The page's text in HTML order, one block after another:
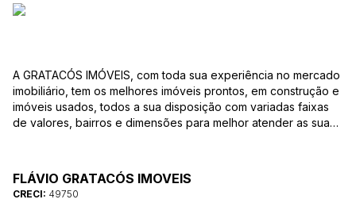
A GRATACÓS IMÓVEIS, com toda sua experiência no mercado
imobiliário, tem os melhores imóveis prontos, em construção e
imóveis usados, todos a sua disposição com variadas faixas
de valores, bairros e dimensões para melhor atender as suas
responder todas as suas dúvidas sobre casas, apartamentos,
terrenos, salas comerciais e outros produtos imobiliários.
FLÁVIO GRATACÓS IMOVEIS
CRECI: 49750